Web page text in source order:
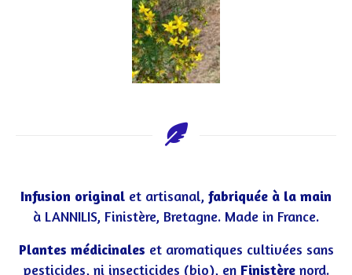
Infusion original et artisanal, fabriquée à la main
à LANNILIS, Finistère, Bretagne. Made in France.
Plantes médicinales et aromatiques cultivées sans
pesticides, ni insecticides (bio), en Finistèrenord.